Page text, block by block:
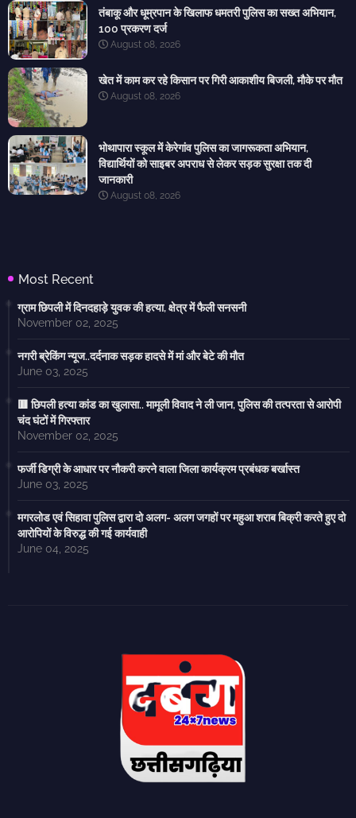
तंबाकू और धूम्रपान के खिलाफ धमतरी पुलिस का सख्त अभियान,
100 प्रकरण दर्ज
August 08, 2026
खेत में काम कर रहे किसान पर गिरी आकाशीय बिजली, मौके पर मौत
August 08, 2026
भोथापारा स्कूल में केरेगांव पुलिस का जागरूकता अभियान,
विद्यार्थियों को साइबर अपराध से लेकर सड़क सुरक्षा तक दी
जानकारी
August 08, 2026
Most Recent
ग्राम छिपली में दिनदहाड़े युवक की हत्या, क्षेत्र में फैली सनसनी
November 02, 2025
नगरी ब्रेकिंग न्यूज..दर्दनाक सड़क हादसे में मां और बेटे की मौत
June 03, 2025
🟥 छिपली हत्या कांड का खुलासा.. मामूली विवाद ने ली जान, पुलिस की तत्परता से आरोपी
चंद घंटों में गिरफ्तार
November 02, 2025
फर्जी डिग्री के आधार पर नौकरी करने वाला जिला कार्यक्रम प्रबंधक बर्खास्त
June 03, 2025
मगरलोड एवं सिहावा पुलिस द्वारा दो अलग- अलग जगहों पर महुआ शराब बिक्री करते हुए दो
आरोपियों के विरुद्ध की गई कार्यवाही
June 04, 2025